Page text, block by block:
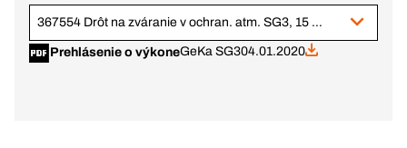
367554 Drôt na zváranie v ochran. atm. SG3, 15 kg cievka BS, ø 0,8 mm
Prehlásenie o výkoneGeKa SG304.01.2020